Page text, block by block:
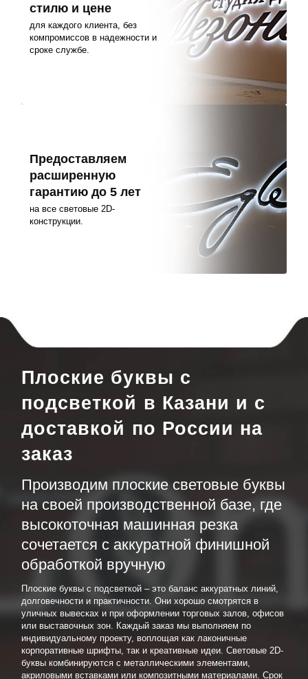
стилю и цене
для каждого клиента, без
компромиссов в надежности и
сроке службе.
Предоставляем
расширенную
гарантию до 5 лет
на все световые 2D-
конструкции.
Плоские буквы с
подсветкой в Казани и с
доставкой по России на
заказ
Производим плоские световые буквы
на своей производственной базе, где
высокоточная машинная резка
сочетается с аккуратной финишной
обработкой вручную
Плоские буквы с подсветкой – это баланс аккуратных линий,
долговечности и практичности. Они хорошо смотрятся в
уличных вывесках и при оформлении торговых залов, офисов
или выставочных зон. Каждый заказ мы выполняем по
индивидуальному проекту, воплощая как лаконичные
корпоративные шрифты, так и креативные идеи. Световые 2D-
буквы комбинируются с металлическими элементами,
акриловыми вставками или композитными материалами. Срок